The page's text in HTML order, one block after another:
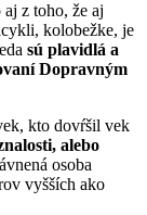
z toho, že aj
kolobežke, je
sú plavidlá a
Dopravným
kto dovŕšil vek
alebo
osoba
vyšších ako